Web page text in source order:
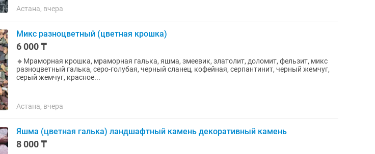
Астана, вчера
Микс разноцветный (цветная крошка)
6 000 ₸
🔸Мраморная крошка, мраморная галька, яшма, змеевик, златолит, доломит, фельзит, микс
разноцветный галька, серо-голубая, черный сланец, кофейная, серпантинит, черный жемчуг,
серый жемчуг, красное...
Астана, вчера
Яшма (цветная галька) ландшафтный камень декоративный камень
8 000 ₸